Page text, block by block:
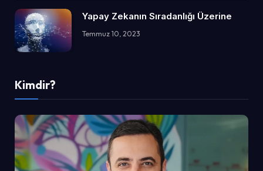
Yapay Zekanın Sıradanlığı Üzerine
Temmuz 10, 2023
Kimdir?